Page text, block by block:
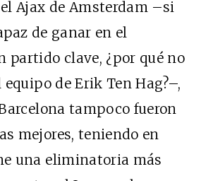
Ajax de Amsterdam –si
de ganar en el
partido clave, ¿por qué no
de Erik Ten Hag?–,
tampoco fueron
mejores, teniendo en
una eliminatoria más